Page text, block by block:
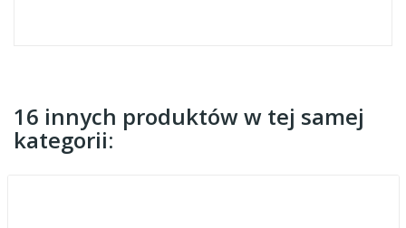
16 innych produktów w tej samej
kategorii: